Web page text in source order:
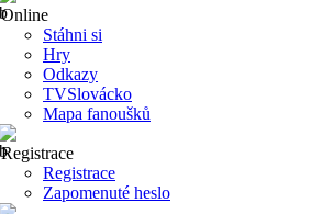
Online
Stáhni si
Hry
Odkazy
TVSlovácko
Mapa fanoušků
Registrace
Registrace
Zapomenuté heslo